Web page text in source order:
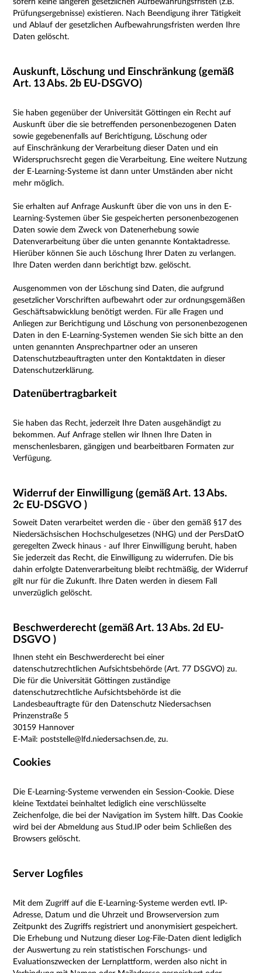
sofern keine längeren gesetzlichen Aufbewahrungsfristen (z.B.
Prüfungsergebnisse) existieren. Nach Beendigung ihrer Tätigkeit
und Ablauf der gesetzlichen Aufbewahrungsfristen werden Ihre
Daten gelöscht.
Auskunft, Löschung und Einschränkung (gemäß
Art. 13 Abs. 2b EU-DSGVO)
Sie haben gegenüber der Universität Göttingen ein Recht auf
Auskunft über die sie betreffenden personenbezogenen Daten
sowie gegebenenfalls auf Berichtigung, Löschung oder
auf Einschränkung der Verarbeitung dieser Daten und ein
Widerspruchsrecht gegen die Verarbeitung. Eine weitere Nutzung
der E-Learning-Systeme ist dann unter Umständen aber nicht
mehr möglich.
Sie erhalten auf Anfrage Auskunft über die von uns in den E-
Learning-Systemen über Sie gespeicherten personenbezogenen
Daten sowie dem Zweck von Datenerhebung sowie
Datenverarbeitung über die unten genannte Kontaktadresse.
Hierüber können Sie auch Löschung Ihrer Daten zu verlangen.
Ihre Daten werden dann berichtigt bzw. gelöscht.
Ausgenommen von der Löschung sind Daten, die aufgrund
gesetzlicher Vorschriften aufbewahrt oder zur ordnungsgemäßen
Geschäftsabwicklung benötigt werden. Für alle Fragen und
Anliegen zur Berichtigung und Löschung von personenbezogenen
Daten in den E-Learning-Systemen wenden Sie sich bitte an den
unten genannten Ansprechpartner oder an unseren
Datenschutzbeauftragten unter den Kontaktdaten in dieser
Datenschutzerklärung.
Datenübertragbarkeit
Sie haben das Recht, jederzeit Ihre Daten ausgehändigt zu
bekommen. Auf Anfrage stellen wir Ihnen Ihre Daten in
menschenlesbaren, gängigen und bearbeitbaren Formaten zur
Verfügung.
Widerruf der Einwilligung (gemäß Art. 13 Abs.
2c EU-DSGVO )
Soweit Daten verarbeitet werden die - über dengemäß §17 des
Niedersächsischen Hochschulgesetzes (NHG) und der PersDatO
geregelten Zweck hinaus -auf Ihrer Einwilligung beruht, haben
Sie jederzeit das Recht, die Einwilligung zu widerrufen. Die bis
dahin erfolgte Datenverarbeitung bleibt rechtmäßig, der Widerruf
gilt nur für die Zukunft. Ihre Daten werden in diesem Fall
unverzüglich gelöscht.
Beschwerderecht (gemäß Art. 13 Abs. 2d EU-
DSGVO )
Ihnen steht ein Beschwerderecht bei einer
datenschutzrechtlichen Aufsichtsbehörde (Art. 77 DSGVO) zu.
Die für die Universität Göttingen zuständige
datenschutzrechtliche Aufsichtsbehörde ist die
Landesbeauftragte für den Datenschutz Niedersachsen
Prinzenstraße 5
30159 Hannover
E-Mail: poststelle@lfd.niedersachsen.de, zu.
Cookies
Die E-Learning-Systeme verwenden ein Session-Cookie. Diese
kleine Textdatei beinhaltet lediglich eine verschlüsselte
Zeichenfolge, die bei der Navigation im System hilft. Das Cookie
wird bei der Abmeldung aus Stud.IP oder beim Schließen des
Browsers gelöscht.
Server Logfiles
Mit dem Zugriff auf die E-Learning-Systeme werden evtl. IP-
Adresse, Datum und die Uhrzeit und Browserversion zum
Zeitpunkt des Zugriffs registriert und anonymisiert gespeichert.
Die Erhebung und Nutzung dieser Log-File-Daten dient lediglich
der Auswertung zu rein statistischen Forschungs- und
Evaluationszwecken der Lernplattform, werden also nicht in